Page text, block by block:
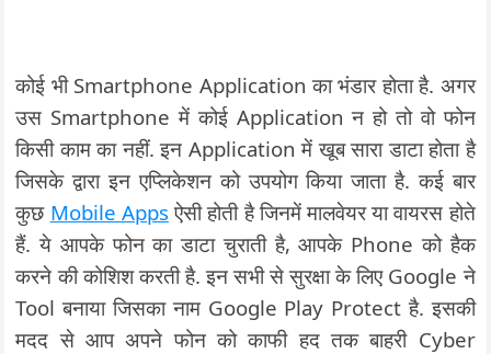
कोई भी Smartphone Application का भंडार होता है. अगर
उस Smartphone में कोई Application न हो तो वो फोन
किसी काम का नहीं. इन Application में खूब सारा डाटा होता है
जिसके द्वारा इन एप्लिकेशन को उपयोग किया जाता है. कई बार
कुछ Mobile Apps ऐसी होती है जिनमें मालवेयर या वायरस होते
हैं. ये आपके फोन का डाटा चुराती है, आपके Phone को हैक
करने की कोशिश करती है. इन सभी से सुरक्षा के लिए Google ने
Tool बनाया जिसका नाम Google Play Protect है. इसकी
मदद से आप अपने फोन को काफी हद तक बाहरी Cyber